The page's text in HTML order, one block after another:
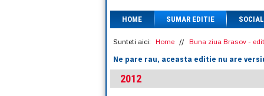
HOME SUMAR EDITIE SOCIAL
Sunteti aici: Home // Buna ziua Brasov -
Ne pare rau, aceasta editie nu are
2012